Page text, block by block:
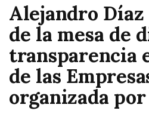
Nación
Alejandro
de la mesa de
transparencia
de las
organizada por